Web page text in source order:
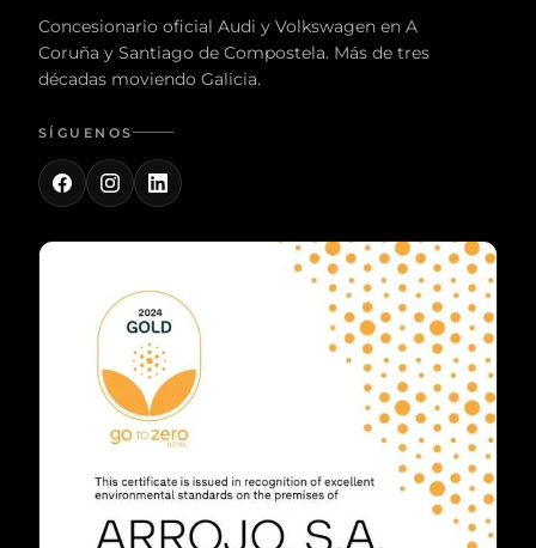
Concesionario oficial Audi y Volkswagen en A
Coruña y Santiago de Compostela. Más de tres
décadas moviendo Galicia.
SÍGUENOS